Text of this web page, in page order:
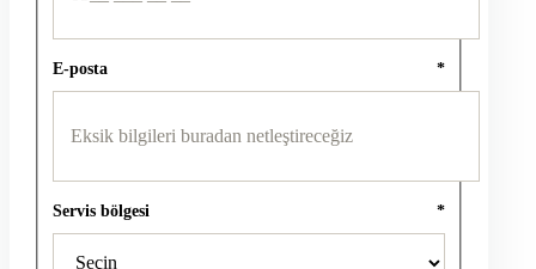
E-posta *
Servis bölgesi *